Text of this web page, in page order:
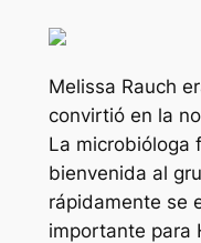
Melissa Rauch
convirtió en la
La microbióloga
bienvenida al
rápidamente se
importante para